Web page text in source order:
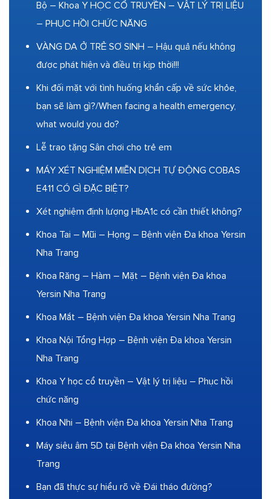
Bộ – Khoa Y HỌC CỔ TRUYỀN – VẬT LÝ TRỊ LIỆU
– PHỤC HỒI CHỨC NĂNG
VÀNG DA Ở TRẺ SƠ SINH – Hậu quả nếu không
được phát hiện và điều trị kịp thời!!!
Khi đối mặt với tình huống khẩn cấp về sức khỏe,
bạn sẽ làm gì?/When facing a health emergency,
what would you do?
Lễ trao tặng Sân chơi cho trẻ em
MÁY XÉT NGHIỆM MIỄN DỊCH TỰ ĐỘNG COBAS
E411 CÓ GÌ ĐẶC BIỆT?
Xét nghiệm định lượng HbA1c có cần thiết không?
Khoa Tai – Mũi – Họng – Bệnh viện Đa khoa Yersin
Nha Trang
Khoa Răng – Hàm – Mặt – Bệnh viện Đa khoa
Yersin Nha Trang
Khoa Mắt – Bệnh viện Đa khoa Yersin Nha Trang
Khoa Nội Tổng Hợp – Bệnh viện Đa khoa Yersin
Nha Trang
Khoa Y học cổ truyền – Vật lý trị liệu – Phục hồi
chức năng
Khoa Nhi – Bệnh viện Đa khoa Yersin Nha Trang
Máy siêu âm 5D tại Bệnh viện Đa khoa Yersin Nha
Trang
Bạn đã thực sự hiểu rõ về Đái tháo đường?